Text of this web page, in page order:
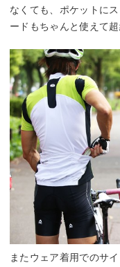
なくても、ポケットに
ードもちゃんと使えて超
またウェア着用でのサ